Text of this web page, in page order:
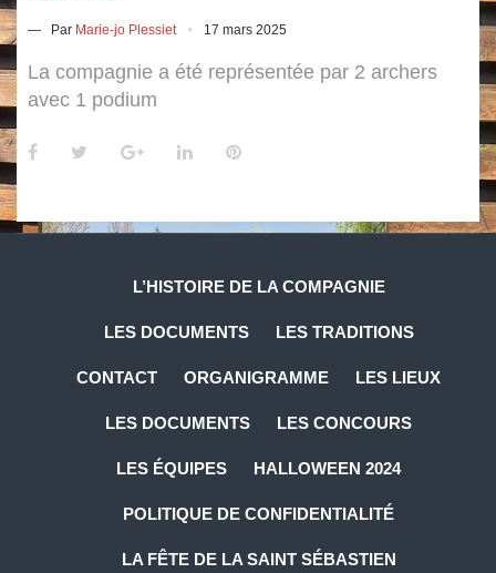
— Par Marie-jo Plessiet 17 mars 2025
La compagnie a été représentée par 2 archers
avec 1 podium
L’HISTOIRE DE LA COMPAGNIE
LES DOCUMENTS LES TRADITIONS
CONTACT ORGANIGRAMME LES LIEUX
LES DOCUMENTS LES CONCOURS
LES ÉQUIPES HALLOWEEN 2024
POLITIQUE DE CONFIDENTIALITÉ
LA FÊTE DE LA SAINT SÉBASTIEN